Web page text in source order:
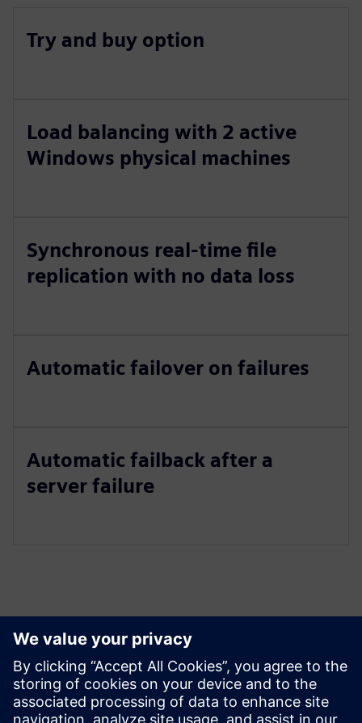
Try and buy option
Load balancing with 2 active
Windows physical machines
Synchronous real-time file
replication with no data loss
Automatic failover on failures
Automatic failback after a
server failure
Peržiūrėkite Išteklius ir
Susijusius Produktus